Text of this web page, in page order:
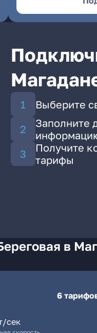
Выберите
Заполните
Получите
тарифы
в
6
сек